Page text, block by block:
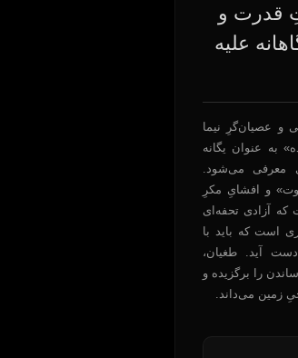
قدرت و
علیه
و عصیان‌گرِ نیما
به عنوان یگانه
معرفی می‌شود.
و افشایِ مکرِ
که آزادی تحفه‌ای
است که باید با
آید. طغیان،
را برگزیده و
زمین می‌داند.